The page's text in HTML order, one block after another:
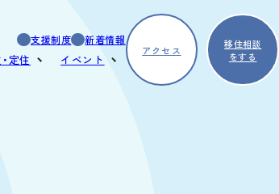
支援制度 新着情報
定住 イベント
アクセス
移住相談
をする